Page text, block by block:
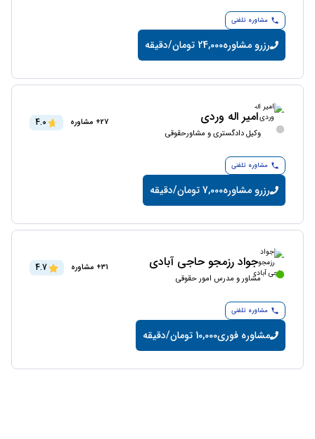
مشاوره تلفنی
رزرو مشاوره24,000 تومان/دقیقه
امیر اله وردی
وکیل دادگستری و مشاورحقوقی
27+ مشاوره 4.0
مشاوره تلفنی
رزرو مشاوره7,000 تومان/دقیقه
جواد رزمجو حاجی آبادی
مشاور و مدرس امور حقوقی
31+ مشاوره 4.7
مشاوره تلفنی
مشاوره فوری10,000 تومان/دقیقه